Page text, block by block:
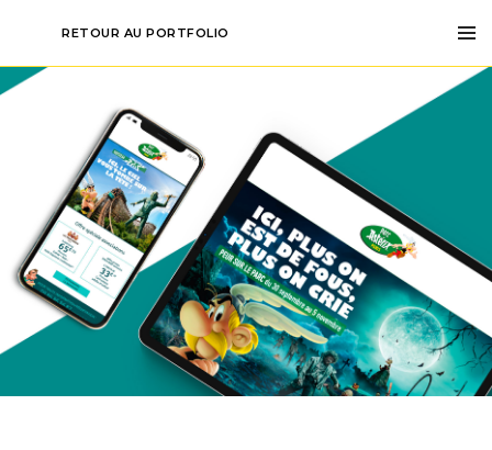
RETOUR AU PORTFOLIO